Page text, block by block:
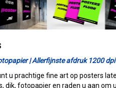
| Allerfijnste afdruk 1200 dpi
u prachtige fine art op posters
dik, fotopapier en raden u aan